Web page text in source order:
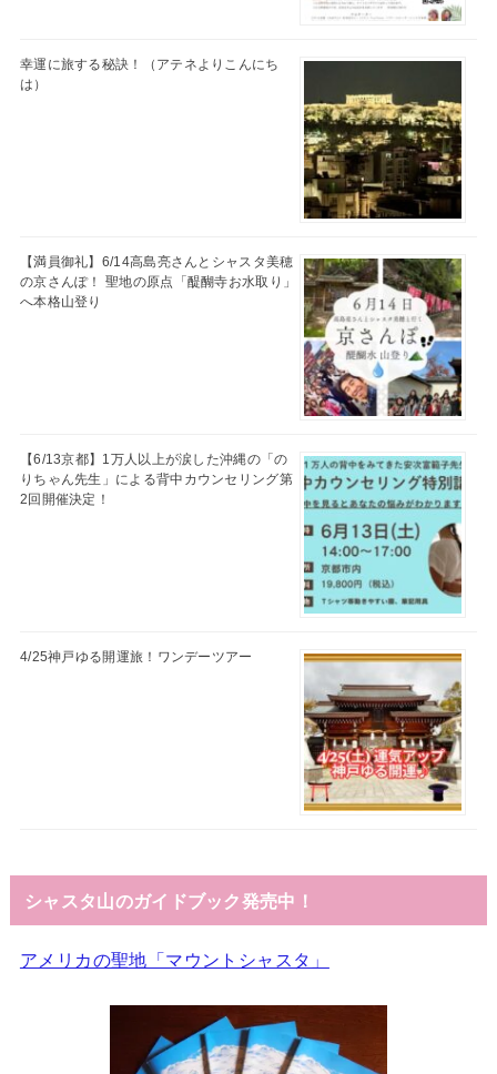
幸運に旅する秘訣！（アテネよりこんにち
は）
【満員御礼】6/14高島亮さんとシャスタ美穂
の京さんぽ！ 聖地の原点「醍醐寺お水取り」
へ本格山登り
【6/13京都】1万人以上が涙した沖縄の「の
りちゃん先生」による背中カウンセリング第
2回開催決定！
4/25神戸ゆる開運旅！ワンデーツアー
シャスタ山のガイドブック発売中！
アメリカの聖地「マウントシャスタ」